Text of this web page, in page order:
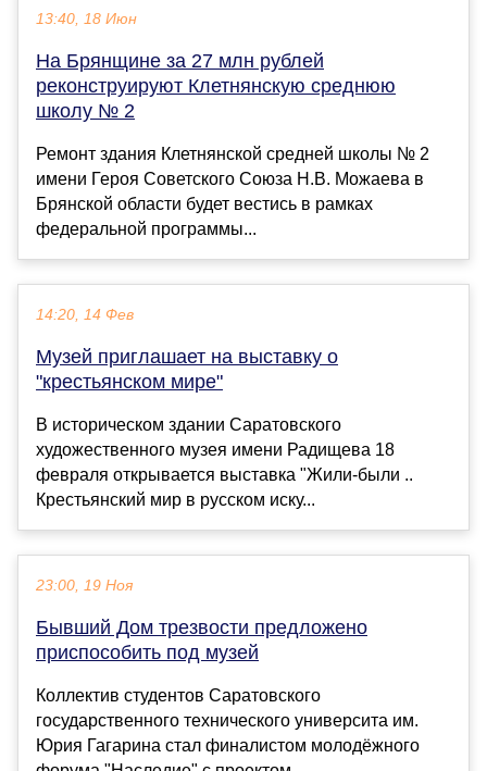
13:40, 18 Июн
На Брянщине за 27 млн рублей
реконструируют Клетнянскую среднюю
школу № 2
Ремонт здания Клетнянской средней школы № 2
имени Героя Советского Союза Н.В. Можаева в
Брянской области будет вестись в рамках
федеральной программы...
14:20, 14 Фев
Музей приглашает на выставку о
"крестьянском мире"
В историческом здании Саратовского
художественного музея имени Радищева 18
февраля открывается выставка "Жили-были ..
Крестьянский мир в русском иску...
23:00, 19 Ноя
Бывший Дом трезвости предложено
приспособить под музей
Коллектив студентов Саратовского
государственного технического университа им.
Юрия Гагарина стал финалистом молодёжного